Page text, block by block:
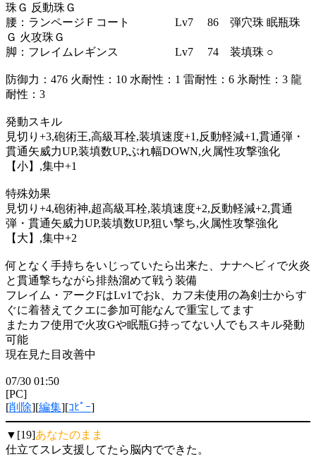
珠Ｇ 反動珠Ｇ
腰：ランページＦコート Lv7 86 弾穴珠 眠瓶珠
Ｇ 火攻珠Ｇ
脚：フレイムレギンス Lv7 74 装填珠 ○
防御力：476 火耐性：10 水耐性：1 雷耐性：6 氷耐性：3 龍
耐性：3
発動スキル
見切り+3,砲術王,高級耳栓,装填速度+1,反動軽減+1,貫通弾・
貫通矢威力UP,装填数UP,ぶれ幅DOWN,火属性攻撃強化
【小】,集中+1
特殊効果
見切り+4,砲術神,超高級耳栓,装填速度+2,反動軽減+2,貫通
弾・貫通矢威力UP,装填数UP,狙い撃ち,火属性攻撃強化
【大】,集中+2
何となく手持ちをいじっていたら出来た、ナナヘビィで火炎
と貫通撃ちながら排熱溜めて戦う装備
フレイム・アークFはLv1でおk、カフ未使用の為剣士からす
ぐに着替えてクエに参加可能なんで重宝してます
またカフ使用で火攻Gや眠瓶G持ってない人でもスキル発動
可能
現在見た目改善中
07/30 01:50
[PC]
[削除][編集][ｺﾋﾟｰ]
▼[19]あなたのまま
仕立てスレ支援してたら脳内でできた。